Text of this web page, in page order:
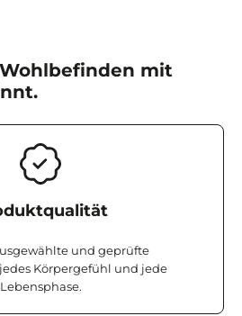
mit
und geprüfte
Körpergefühl und jede
Lebensphase.